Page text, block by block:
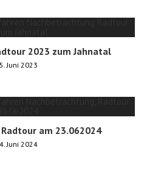
2023 zum Jahnatal
Juni 2023
am 23.062024
Juni 2024